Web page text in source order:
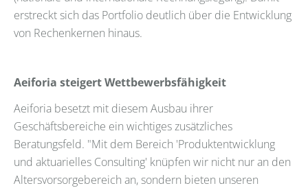
erstreckt sich das Portfolio deutlich über die Entwicklung
von Rechenkernen hinaus.
Aeiforia steigert Wettbewerbsfähigkeit
Aeiforia besetzt mit diesem Ausbau ihrer
Geschäftsbereiche ein wichtiges zusätzliches
Beratungsfeld. "Mit dem Bereich 'Produktentwicklung
und aktuarielles Consulting' knüpfen wir nicht nur an den
Altersvorsorgebereich an, sondern bieten unseren